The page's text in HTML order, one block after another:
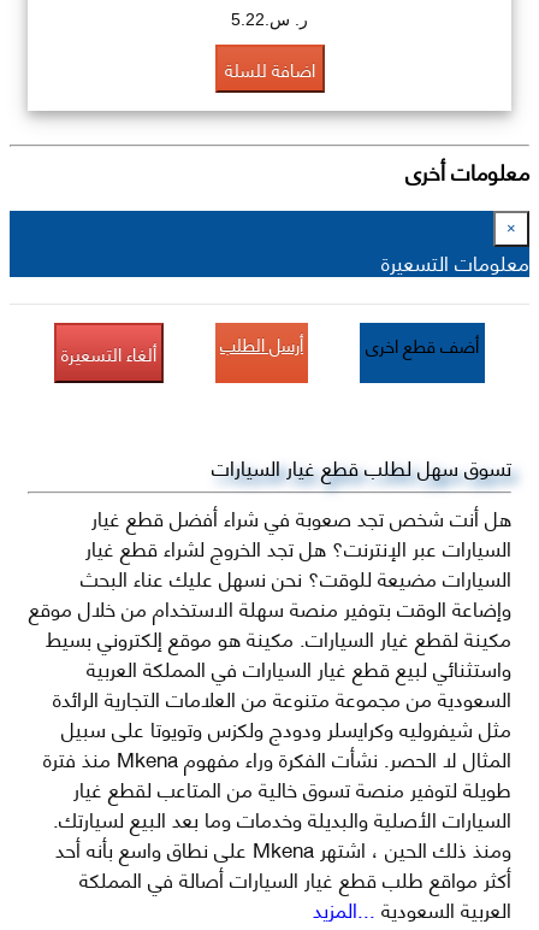
ر. س.5.22
اضافة للسلة
معلومات أخرى
×
معلومات التسعيرة
أضف قطع اخرى أرسل الطلب ألغاء التسعيرة
تسوق سهل لطلب قطع غيار السيارات
هل أنت شخص تجد صعوبة في شراء أفضل قطع غيار
السيارات عبر الإنترنت؟ هل تجد الخروج لشراء قطع غيار
السيارات مضيعة للوقت؟ نحن نسهل عليك عناء البحث
وإضاعة الوقت بتوفير منصة سهلة الاستخدام من خلال موقع
مكينة لقطع غيار السيارات. مكينة هو موقع إلكتروني بسيط
واستثنائي لبيع قطع غيار السيارات في المملكة العربية
السعودية من مجموعة متنوعة من العلامات التجارية الرائدة
مثل شيفروليه وكرايسلر ودودج ولكزس وتويوتا على سبيل
المثال لا الحصر. نشأت الفكرة وراء مفهوم Mkena منذ فترة
طويلة لتوفير منصة تسوق خالية من المتاعب لقطع غيار
السيارات الأصلية والبديلة وخدمات وما بعد البيع لسيارتك.
ومنذ ذلك الحين ، اشتهر Mkena على نطاق واسع بأنه أحد
أكثر مواقع طلب قطع غيار السيارات أصالة في المملكة
العربية السعودية...المزيد